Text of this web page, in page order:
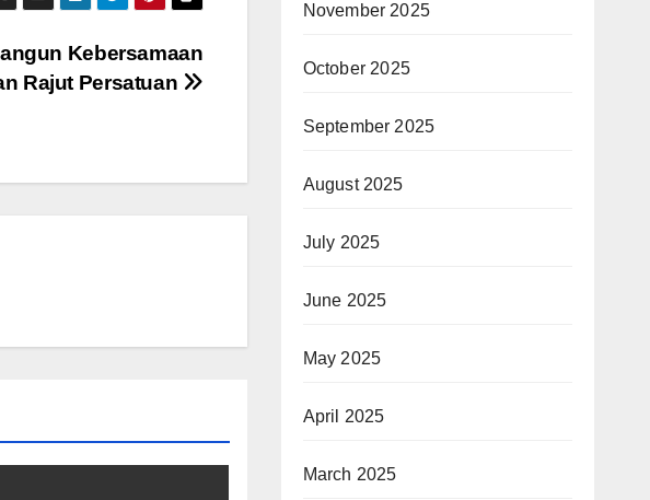
Kebersamaan
Rajut Persatuan
November 2025
October 2025
September 2025
August 2025
July 2025
June 2025
May 2025
April 2025
March 2025